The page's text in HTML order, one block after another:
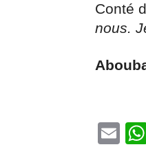
Conté
nous.